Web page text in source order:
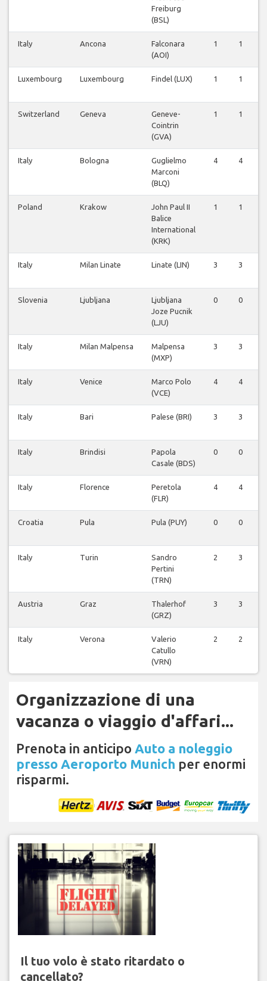
Freiburg
(BSL)
Italy Ancona
Falconara
(AOI)
1 1
Luxembourg Luxembourg Findel (LUX) 1 1
Switzerland Geneva
Geneve-
Cointrin
(GVA)
1 1
Italy Bologna
Guglielmo
Marconi
(BLQ)
4 4
Poland Krakow
John Paul II
Balice
International
(KRK)
1 1
Italy Milan Linate Linate (LIN) 3 3
Slovenia Ljubljana
Ljubljana
Joze Pucnik
(LJU)
0 0
Italy Milan Malpensa
Malpensa
(MXP)
3 3
Italy Venice
Marco Polo
(VCE)
4 4
Italy Bari Palese (BRI) 3 3
Italy Brindisi
Papola
Casale (BDS)
0 0
Italy Florence
Peretola
(FLR)
4 4
Croatia Pula Pula (PUY) 0 0
Italy Turin
Sandro
Pertini
(TRN)
2 3
Austria Graz
Thalerhof
(GRZ)
3 3
Italy Verona
Valerio
Catullo
(VRN)
2 2
Organizzazione di una
vacanza o viaggio d'affari...
Prenota in anticipo Auto a noleggio
presso Aeroporto Munich per enormi
risparmi.
Il tuo volo è stato ritardato o
cancellato?